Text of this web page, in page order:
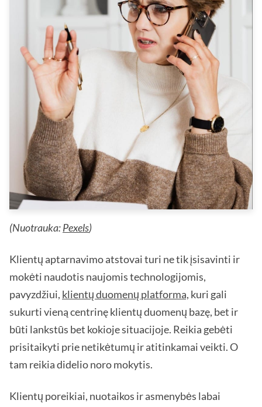
(Nuotrauka:Pexels)
Klientų aptarnavimo atstovai turi ne tik įsisavinti ir
mokėti naudotis naujomis technologijomis,
pavyzdžiui, klientų duomenų platforma, kuri gali
sukurti vieną centrinę klientų duomenų bazę, bet ir
būti lankstūs bet kokioje situacijoje. Reikia gebėti
prisitaikyti prie netikėtumų ir atitinkamai veikti. O
tam reikia didelio noro mokytis.
Klientų poreikiai, nuotaikos ir asmenybės labai